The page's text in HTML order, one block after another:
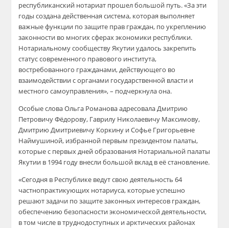
республиканский нотариат прошел большой путь.«За эти
годы создана действенная система, которая выполняет
важные функции по защите прав граждан, по укреплению
законности во многих сферах экономики республики.
Нотариальному сообществу Якутии удалось закрепить
статус современного правового института,
востребованного гражданами, действующего во
взаимодействии с органами государственной власти и
местного самоуправления», – подчеркнулаона.
Особые слова Ольга Романоваадресовала Дмитрию
Петровичу Фёдорову, Гаврилу Николаевичу Максимову,
Дмитрию Дмитриевичу Коркину и Софье Григорьевне
Наймушиной, избранной первым президентом палаты,
которыес первых дней образования Нотариальной палаты
Якутии в 1994 году внеслибольшой вклад в её становление.
«Сегодня в Республике ведут свою деятельность 64
частнопрактикующих нотариуса, которые успешно
решают задачи по защите законных интересов граждан,
обеспечению безопасности экономической деятельности,
в том числе в труднодоступных и арктических районах